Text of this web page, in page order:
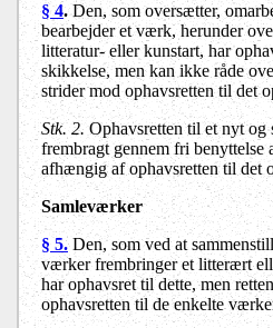
§ 4.Den, som oversætter,
bearbejder et værk, herunder
litteratur- eller kunstart, har
skikkelse, men kan ikke råde
strider mod ophavsretten til det
Stk. 2. Ophavsretten til et nyt
frembragt gennem fri benyttelse
afhængig af ophavsretten til det
Samleværker
§ 5.Den, som ved at
værker frembringer et litterært
har ophavsret til dette, men
ophavsretten til de enkelte